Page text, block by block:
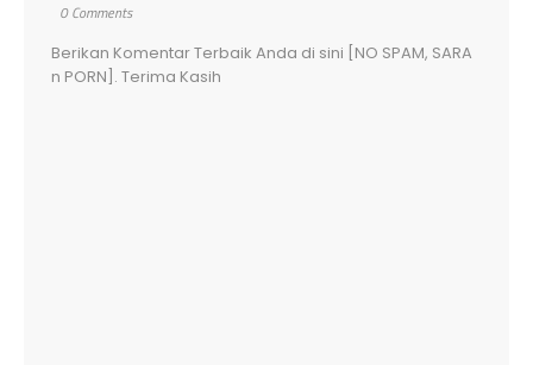
0 Comments
Berikan Komentar Terbaik Anda di sini [NO SPAM, SARA
n PORN]. Terima Kasih